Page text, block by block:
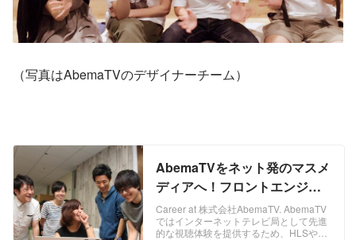
（写真はAbemaTVのデザイナーチーム）
AbemaTVをネット発のマスメ
ディアへ！フロントエンジニ
アWANTED！ by 株式会社
AbemaTV
Career at 株式会社AbemaTV. AbemaTV
ではインターネットテレビ局として先進
的な視聴体験を提供するため、HLSや